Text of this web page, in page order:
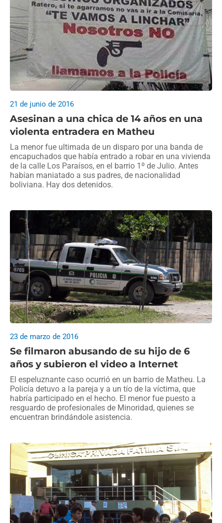
Asesinan a una chica de 14 años en una
violenta entradera en Matheu
21 de junio de 2016
La menor fue ultimada de un disparo por una banda de
encapuchados que había entrado a robar en una vivienda
de la calle Los Paraísos, en el barrio 1º de Julio. Antes
habían maniatado a sus padres, de nacionalidad
boliviana. Hay dos detenidos.
Se filmaron abusando de su hijo de 6
años y subieron el video a Internet
23 de marzo de 2016
El espeluznante caso ocurrió en un barrio de Matheu. La
Policía detuvo a la pareja y a un tío de la víctima, que
habría participado en el hecho. El menor fue puesto a
resguardo de profesionales de Minoridad, quienes se
encuentran brindándole asistencia.